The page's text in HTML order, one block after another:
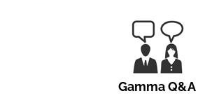
Gamma Q&A